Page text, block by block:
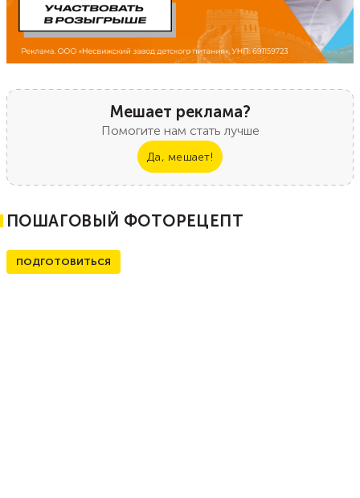
Мешает реклама?
Помогите нам стать лучше
Да, мешает!
ПОШАГОВЫЙ ФОТОРЕЦЕПТ
ПОДГОТОВИТЬСЯ